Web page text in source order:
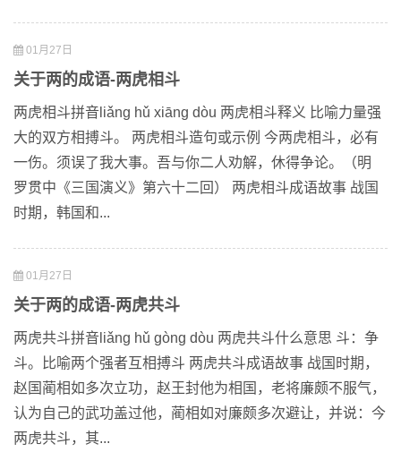
01月27日
关于两的成语-两虎相斗
两虎相斗拼音liǎng hǔ xiāng dòu 两虎相斗释义 比喻力量强
大的双方相搏斗。 两虎相斗造句或示例 今两虎相斗，必有
一伤。须误了我大事。吾与你二人劝解，休得争论。（明
罗贯中《三国演义》第六十二回） 两虎相斗成语故事 战国
时期，韩国和...
01月27日
关于两的成语-两虎共斗
两虎共斗拼音liǎng hǔ gòng dòu 两虎共斗什么意思 斗：争
斗。比喻两个强者互相搏斗 两虎共斗成语故事 战国时期，
赵国蔺相如多次立功，赵王封他为相国，老将廉颇不服气，
认为自己的武功盖过他，蔺相如对廉颇多次避让，并说：今
两虎共斗，其...